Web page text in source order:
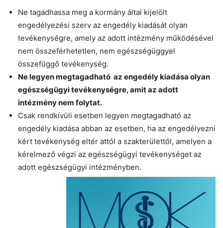
Ne tagadhassa meg a kormány által kijelölt
engedélyezési szerv az engedély kiadását olyan
tevékenységre, amely az adott intézmény működésével
nem összeférhetetlen, nem egészségüggyel
összefüggő tevékenység.
Ne legyen megtagadható az engedély kiadása olyan
egészségügyi tevékenységre, amit az adott
intézmény nem folytat.
Csak rendkívüli esetben legyen megtagadható az
engedély kiadása abban az esetben, ha az engedélyezni
kért tevékenység eltér attól a szakterülettől, amelyen a
kérelmező végzi az egészségügyi tevékenységet az
adott egészségügyi intézményben.